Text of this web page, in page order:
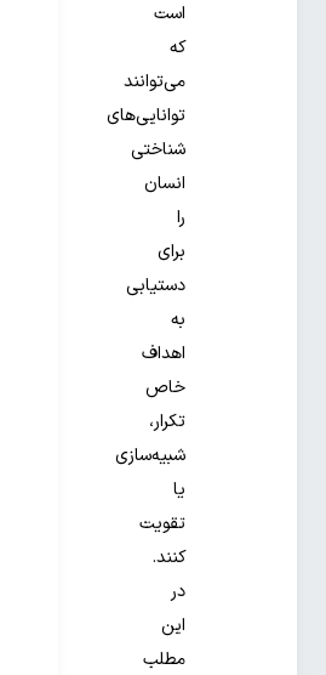
است
که
می‌توانند
توانایی‌های
شناختی
انسان
را
برای
دستیابی
به
اهداف
خاص
تکرار،
شبیه‌سازی
یا
تقویت
کنند.
در
این
مطلب